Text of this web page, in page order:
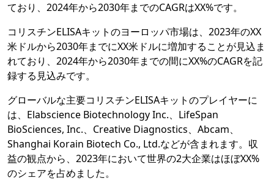
ており、2024年から2030年までのCAGRはXX%です。
コリスチンELISAキットのヨーロッパ市場は、2023年のXX
米ドルから2030年までにXX米ドルに増加することが見込ま
れており、2024年から2030年までの間にXX%のCAGRを記
録する見込みです。
グローバルな主要コリスチンELISAキットのプレイヤーに
は、Elabscience Biotechnology Inc.、LifeSpan
BioSciences, Inc.、Creative Diagnostics、Abcam、
Shanghai Korain Biotech Co., Ltd.などが含まれます。収
益の観点から、2023年において世界の2大企業はほぼXX%
のシェアを占めました。